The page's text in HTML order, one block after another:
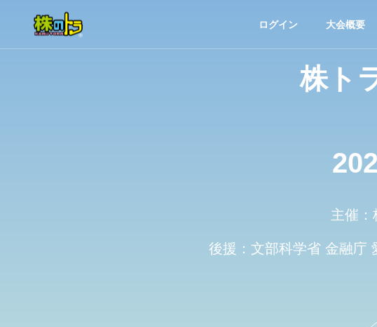
ログイン 大会概要
株ト
主催
後援：文部科学省 金融庁